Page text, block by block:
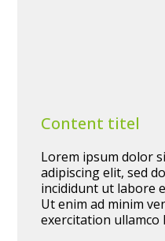
Content titel
Lorem ipsum dolor
adipiscing elit, sed
incididunt ut labore
Ut enim ad minim
exercitation
Part-time
category
Housekeeping